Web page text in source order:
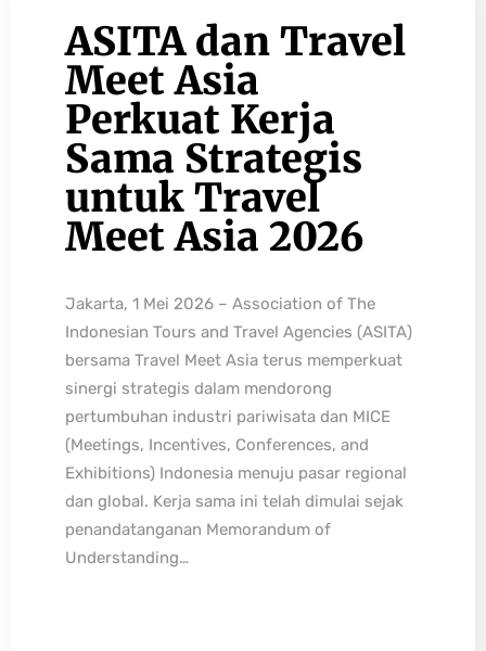
ASITA dan Travel
Meet Asia
Perkuat Kerja
Sama Strategis
untuk Travel
Meet Asia 2026
Jakarta, 1 Mei 2026 – Association of The
Indonesian Tours and Travel Agencies (ASITA)
bersama Travel Meet Asia terus memperkuat
sinergi strategis dalam mendorong
pertumbuhan industri pariwisata dan MICE
(Meetings, Incentives, Conferences, and
Exhibitions) Indonesia menuju pasar regional
dan global. Kerja sama ini telah dimulai sejak
penandatanganan Memorandum of
Understanding…